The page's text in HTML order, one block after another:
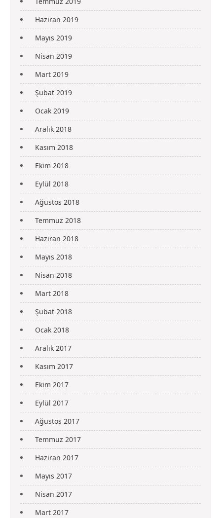
Haziran 2019
Mayıs 2019
Nisan 2019
Mart 2019
Şubat 2019
Ocak 2019
Aralık 2018
Kasım 2018
Ekim 2018
Eylül 2018
Ağustos 2018
Temmuz 2018
Haziran 2018
Mayıs 2018
Nisan 2018
Mart 2018
Şubat 2018
Ocak 2018
Aralık 2017
Kasım 2017
Ekim 2017
Eylül 2017
Ağustos 2017
Temmuz 2017
Haziran 2017
Mayıs 2017
Nisan 2017
Mart 2017